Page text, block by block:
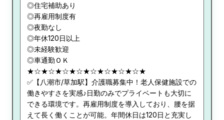
◎住宅補助あり
◎再雇用制度有
◎夜勤なし
◎年休120日以上
◎未経験歓迎
◎車通勤ＯＫ
★☆★☆★☆★☆★☆★☆★☆★☆★
✅【八潮市/草加駅】介護職募集中！老人保健施設での
働きやすさを実感♪日勤のみでプライベートも大切に
できる環境です。再雇用制度を導入しており、腰を据
えて長く働くことが可能。年間休日は120日と充実し